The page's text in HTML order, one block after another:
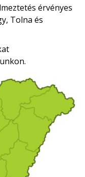
érvényes
Tolna és